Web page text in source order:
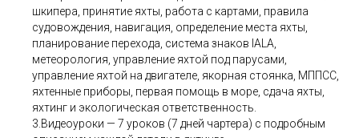
шкипера, принятие яхты, работа с картами, правила
судовождения, навигация, определение места яхты,
планирование перехода, система знаков IALA,
метеорология, управление яхтой под парусами,
управление яхтой на двигателе, якорная стоянка, МППСС,
яхтенные приборы, первая помощь в море, сдача яхты,
яхтинг и экологическая ответственность.
3.Видеоуроки — 7 уроков (7 дней чартера) с подробным